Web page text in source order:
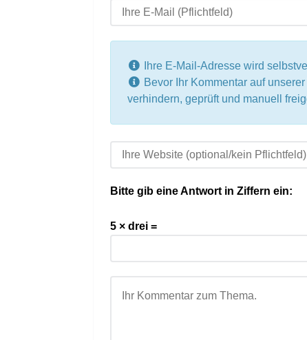
Ihre E-Mail-Adresse wird
Bevor Ihr Kommentar auf
verhindern, geprüft und manuell
Bitte gib eine Antwort in Ziffern ein:
5 × drei =